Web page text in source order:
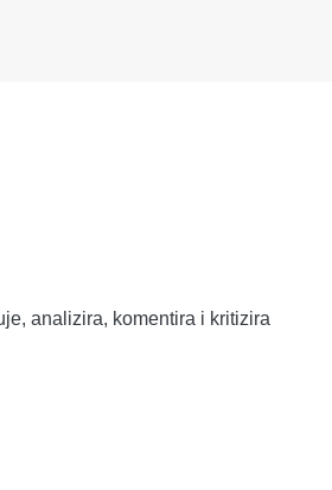
analizira, komentira i kritizira